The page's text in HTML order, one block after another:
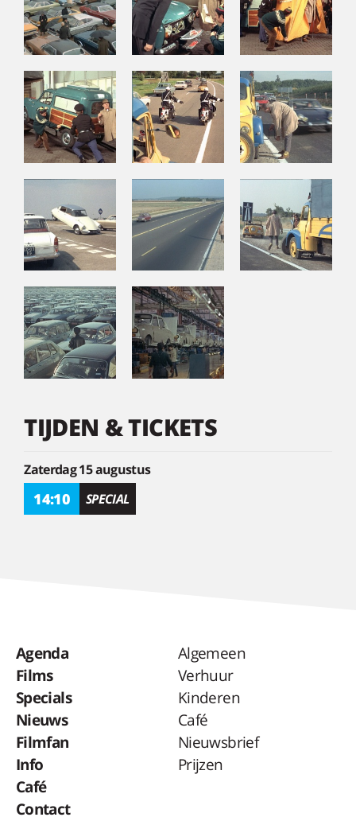
TIJDEN & TICKETS
Zaterdag 15 augustus
14:10 SPECIAL
Agenda
Films
Specials
Nieuws
Filmfan
Info
Café
Contact
Algemeen
Verhuur
Kinderen
Café
Nieuwsbrief
Prijzen